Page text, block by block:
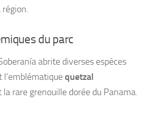
région.
du parc
abrite diverses espèces
l’emblématiquequetzal
la rare grenouille dorée du Panama.